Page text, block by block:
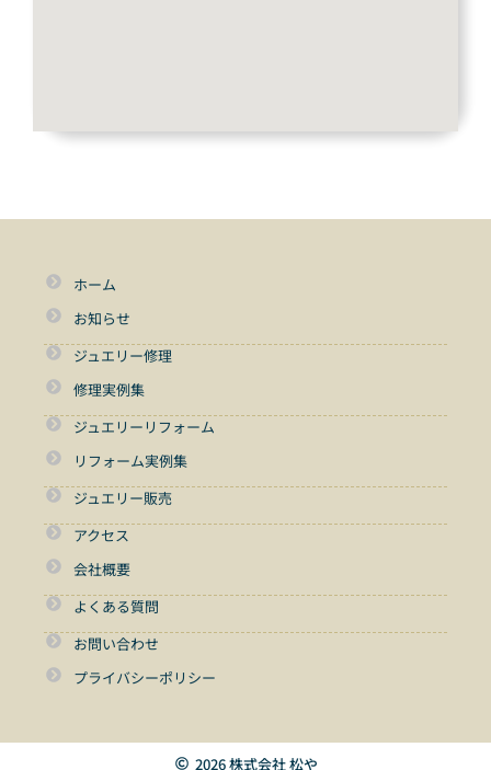
ホーム
お知らせ
ジュエリー修理
修理実例集
ジュエリーリフォーム
リフォーム実例集
ジュエリー販売
アクセス
会社概要
よくある質問
お問い合わせ
プライバシーポリシー
2026 株式会社 松や